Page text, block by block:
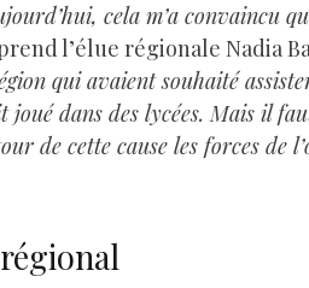
cela m’a convaincu
l’élue régionale Nadia
qui avaient souhaité
dans des lycées. Mais il
de cette cause les forces de